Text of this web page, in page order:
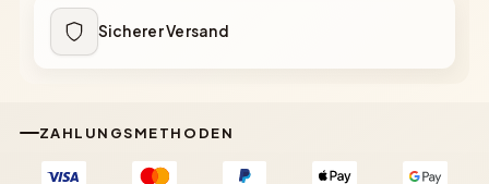
Sicherer Versand
ZAHLUNGSMETHODEN